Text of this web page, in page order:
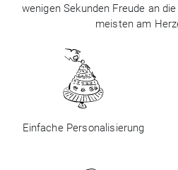
wenigen Sekunden Freude an
meisten am
Einfache Personalisierung